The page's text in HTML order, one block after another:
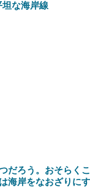
な海岸線
だろう。おそらく
海岸をなおざりに